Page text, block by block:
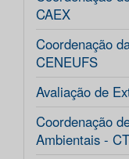
CAEX
Coordenação
CENEUFS
Avaliação de
Coordenação
Ambientais -